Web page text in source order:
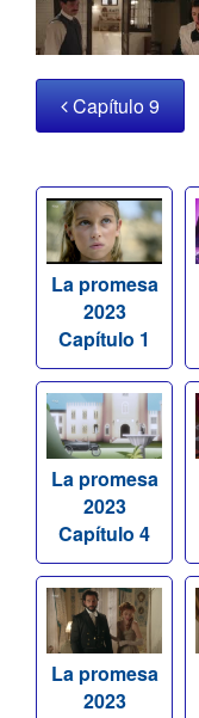
Capítulo 9
La promesa
2023
Capítulo 1
La promesa
2023
Capítulo 4
La promesa
2023